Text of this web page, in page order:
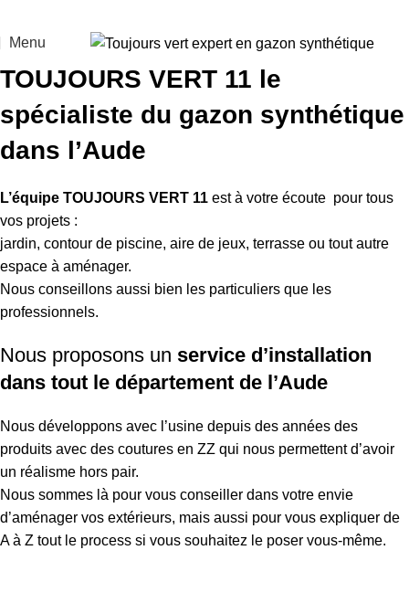
Menu
TOUJOURS VERT 11 le
spécialiste du gazon synthétique
dans l’Aude
L’équipe TOUJOURS VERT 11 est à votre écoute pour tous
vos projets :
jardin, contour de piscine, aire de jeux, terrasse ou tout autre
espace à aménager.
Nous conseillons aussi bien les particuliers que les
professionnels.
Nous proposons un service d’installation
dans tout le département de l’Aude
Nous développons avec l’usine depuis des années des
produits avec des coutures en ZZ qui nous permettent d’avoir
un réalisme hors pair.
Nous sommes là pour vous conseiller dans votre envie
d’aménager vos extérieurs, mais aussi pour vous expliquer de
A à Z tout le process si vous souhaitez le poser vous-même.